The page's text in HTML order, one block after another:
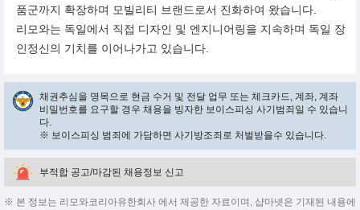
품군까지 확장하며 모빌리티 브랜드로서 진화하여 왔습니다.
리모와는 독일에서 직접 디자인 및 엔지니어링을 지속하며 독일 장
인정신의 기치를 이어나가고 있습니다.
채권추심을 명목으로 현금 수거 및 전달 업무 또는 체크카드, 계좌, 계좌
비밀번호를 요구할 경우 채용을 빙자한 보이스피싱 사기범죄일 수 있습니
다.
※ 보이스피싱 범죄에 가담하면 사기방조죄로 처벌받을수 있습니다.
부적합 공고/마감된 채용정보 신고
※ 본 정보는 리모와코리아유한회사 에서 제공한 자료이며, 샵마넷은 기재된 내용에